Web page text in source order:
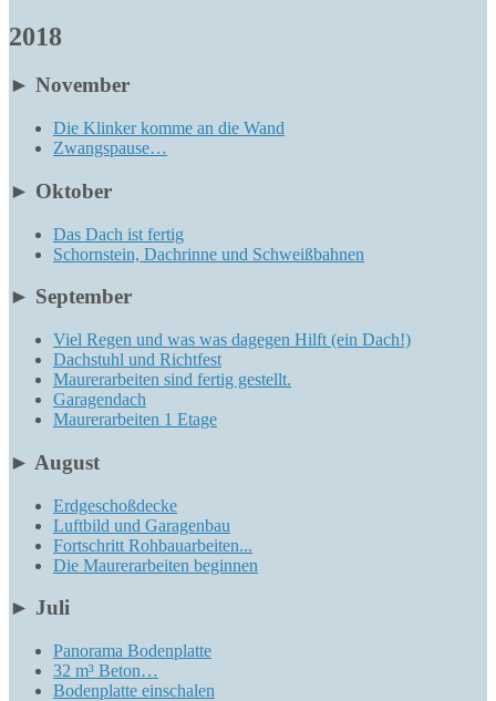
2018
► November
Die Klinker komme an die Wand
Zwangspause…
► Oktober
Das Dach ist fertig
Schornstein, Dachrinne und Schweißbahnen
► September
Viel Regen und was was dagegen Hilft (ein Dach!)
Dachstuhl und Richtfest
Maurerarbeiten sind fertig gestellt.
Garagendach
Maurerarbeiten 1 Etage
► August
Erdgeschoßdecke
Luftbild und Garagenbau
Fortschritt Rohbauarbeiten...
Die Maurerarbeiten beginnen
► Juli
Panorama Bodenplatte
32 m³ Beton…
Bodenplatte einschalen